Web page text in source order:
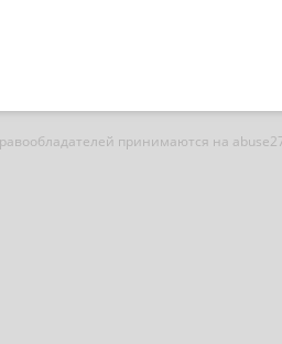
принимаются на